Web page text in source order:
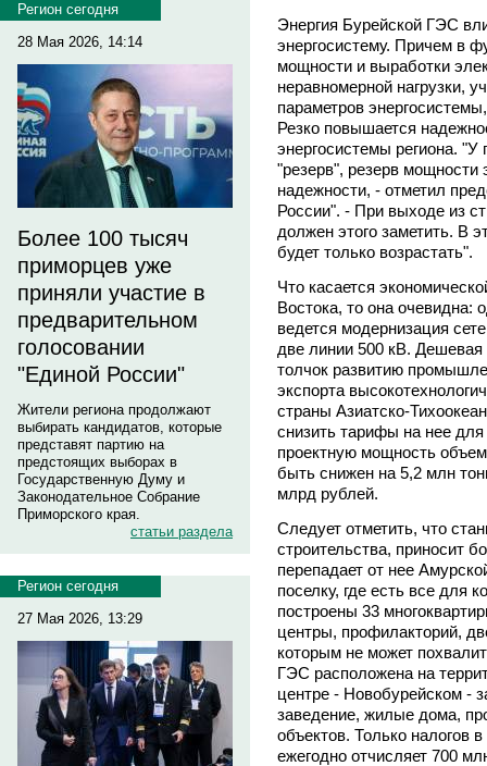
Регион сегодня
28 Мая 2026, 14:14
Более 100 тысяч
приморцев уже
приняли участие в
предварительном
голосовании
"Единой России"
Жители региона продолжают
выбирать кандидатов, которые
представят партию на
предстоящих выборах в
Государственную Думу и
Законодательное Собрание
Приморского края.
статьи раздела
Регион сегодня
27 Мая 2026, 13:29
Энергия Бурейской ГЭС
энергосистему. Причем в
мощности и выработки
неравномерной нагрузки,
параметров
Резко повышается
энергосистемы региона. "У
"резерв", резерв мощности
надежности, - отметил
России". - При выходе из
должен этого заметить. В
будет только возрастать".
Что касается
Востока, то она очевидна:
ведется модернизация
две линии 500 кВ. Дешевая
толчок развитию
экспорта
страны Азиатско-
снизить тарифы на нее
проектную мощность
быть снижен на 5,2 млн
млрд рублей.
Следует отметить, что
строительства, приносит
перепадает от нее
поселку, где есть все для
построены 33
центры, профилакторий,
которым не может
ГЭС расположена на
центре - Новобурейском -
заведение, жилые дома,
объектов. Только налогов
ежегодно отчисляет 700